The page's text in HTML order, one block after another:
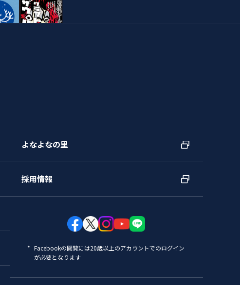
よなよなの里
採用情報
Facebookの閲覧には20歳以上のアカウントでのログイン
が必要となります